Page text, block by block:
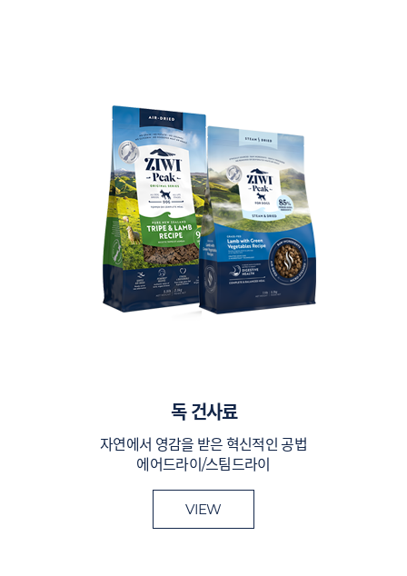
독 건사료
자연에서 영감을 받은 혁신적인 공법
에어드라이/스팀드라이
VIEW